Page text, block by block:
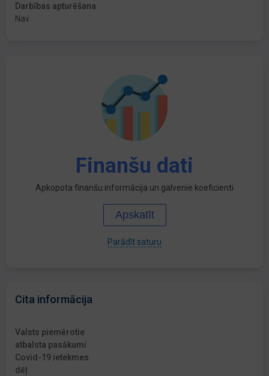
Darbības apturēšana
Nav
Finanšu dati
Apkopota finanšu informācija un galvenie koeficienti
Apskatīt
Parādīt saturu
Cita informācija
Valsts piemērotie
atbalsta pasākumi
Covid-19 ietekmes
dēļ